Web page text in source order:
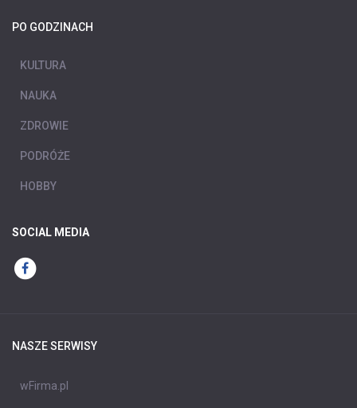
PO GODZINACH
KULTURA
NAUKA
ZDROWIE
PODRÓŻE
HOBBY
SOCIAL MEDIA
NASZE SERWISY
wFirma.pl